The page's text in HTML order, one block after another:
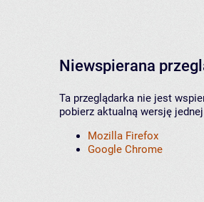
Niewspierana
Ta przeglądarka nie jest
pobierz aktualną wersję
Mozilla Firefox
Google Chrome